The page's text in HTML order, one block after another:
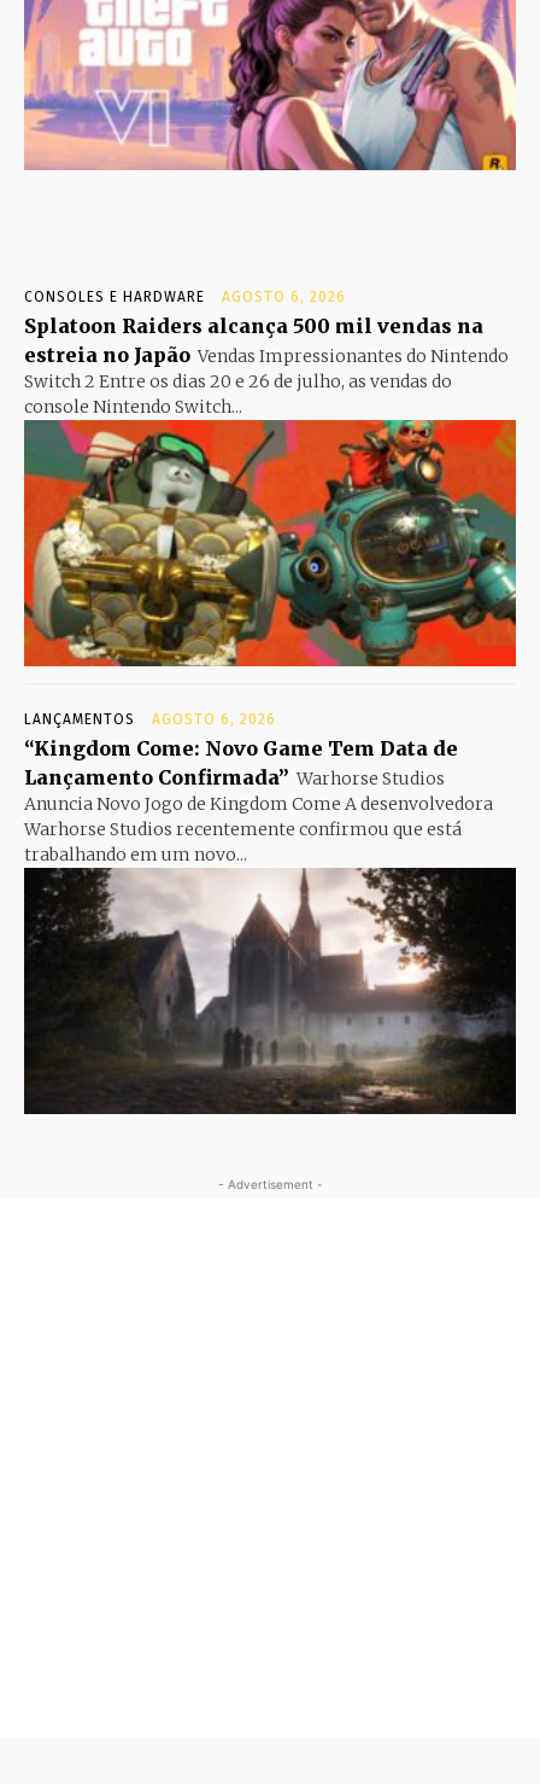
CONSOLES E HARDWARE AGOSTO 6, 2026
Splatoon Raiders alcança 500 mil vendas na
estreia no Japão Vendas Impressionantes do Nintendo
Switch 2 Entre os dias 20 e 26 de julho, as vendas do
console Nintendo Switch...
LANÇAMENTOS AGOSTO 6, 2026
“Kingdom Come: Novo Game Tem Data de
Lançamento Confirmada” Warhorse Studios
Anuncia Novo Jogo de Kingdom Come A desenvolvedora
Warhorse Studios recentemente confirmou que está
trabalhando em um novo...
- Advertisement -